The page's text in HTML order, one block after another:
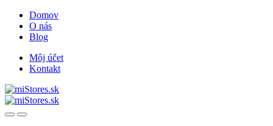
Skip
navigation
Skip
content
Domov
O nás
Blog
Môj účet
Kontakt
OpenClose